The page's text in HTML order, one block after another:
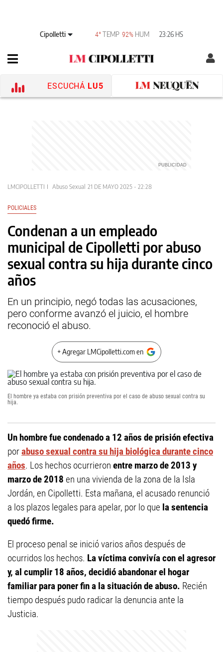
Cipolletti 4°TEMP 92% HUM 23:26 HS
ESCUCHÁ LU5
LMCIPOLLETTI Abuso Sexual 21 DE MAYO 2025 - 22:28
POLICIALES
Condenan a un empleado
municipal de Cipolletti por abuso
sexual contra su hija durante cinco
años
En un principio, negó todas las acusaciones,
pero conforme avanzó el juicio, el hombre
reconoció el abuso.
+ Agregar LMCipolletti.com en
El hombre ya estaba con prisión preventiva por el caso de abuso sexual contra su
hija.
Un hombre fue condenado a 12 años de prisión efectiva
porabuso sexual contra su hija biológica durante cinco
años. Los hechos ocurrieron entre marzo de 2013 y
marzo de 2018 en una vivienda de la zona de la Isla
Jordán, en Cipolletti. Esta mañana, el acusado renunció
a los plazos legales para apelar, por lo que la sentencia
quedó firme.
El proceso penal se inició varios años después de
ocurridos los hechos. La víctima convivía con el agresor
y, al cumplir 18 años, decidió abandonar el hogar
familiar para poner fin a la situación de abuso. Recién
tiempo después pudo radicar la denuncia ante la
Justicia.